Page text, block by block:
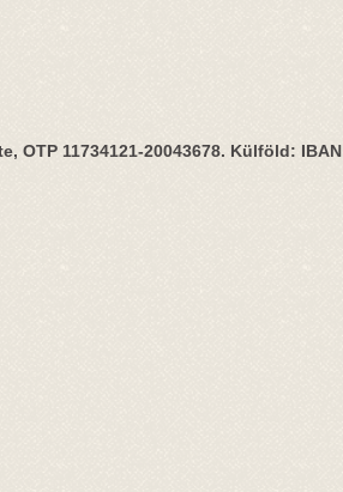
OTP 11734121-20043678. Külföld: